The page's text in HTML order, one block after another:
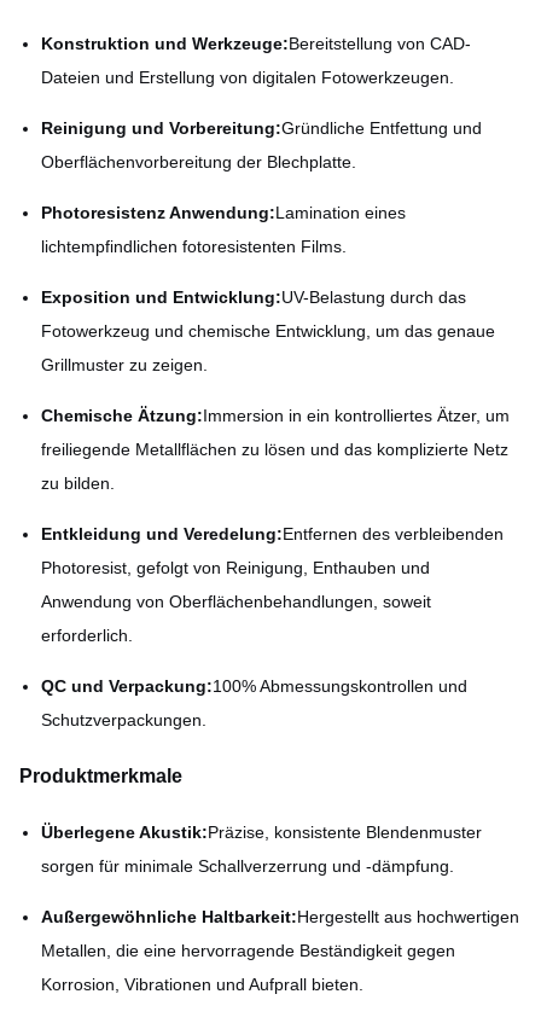
Konstruktion und Werkzeuge:Bereitstellung von CAD-
Dateien und Erstellung von digitalen Fotowerkzeugen.
Reinigung und Vorbereitung:Gründliche Entfettung und
Oberflächenvorbereitung der Blechplatte.
Photoresistenz Anwendung:Lamination eines
lichtempfindlichen fotoresistenten Films.
Exposition und Entwicklung:UV-Belastung durch das
Fotowerkzeug und chemische Entwicklung, um das genaue
Grillmuster zu zeigen.
Chemische Ätzung:Immersion in ein kontrolliertes Ätzer, um
freiliegende Metallflächen zu lösen und das komplizierte Netz
zu bilden.
Entkleidung und Veredelung:Entfernen des verbleibenden
Photoresist, gefolgt von Reinigung, Enthauben und
Anwendung von Oberflächenbehandlungen, soweit
erforderlich.
QC und Verpackung:100% Abmessungskontrollen und
Schutzverpackungen.
Produktmerkmale
Überlegene Akustik:Präzise, konsistente Blendenmuster
sorgen für minimale Schallverzerrung und -dämpfung.
Außergewöhnliche Haltbarkeit:Hergestellt aus hochwertigen
Metallen, die eine hervorragende Beständigkeit gegen
Korrosion, Vibrationen und Aufprall bieten.